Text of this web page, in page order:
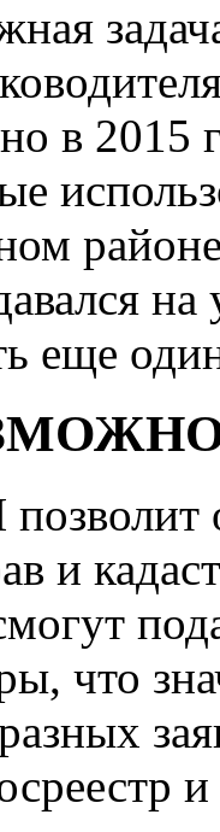
в 2015
еще
и
что